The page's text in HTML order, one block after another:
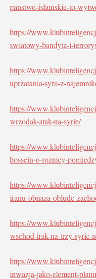
panstwo-islamskie-to-
https://
swiatowy-bandyta-i-
https://
uprzatania-syrii-z-
https://
wrzodak-atak-na-syrie/
https://
hossein-o-roznicy-
https://
iranu-obnaza-oblude-
https://
wschod-irak-na-trzy-syrie-
https://
inwazja-jako-element-